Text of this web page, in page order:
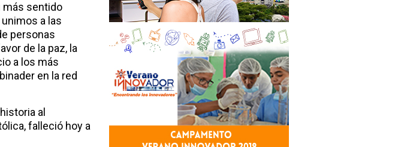
más sentido
a las
personas
de la paz, la
a los más
en la red
al
falleció hoy a